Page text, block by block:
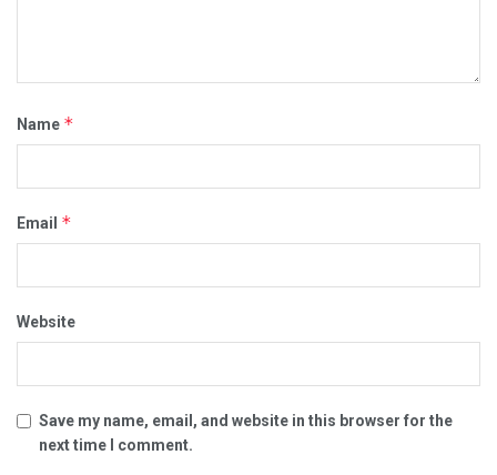
Name *
Email *
Website
Save my name, email, and website in this browser for the
next time I comment.